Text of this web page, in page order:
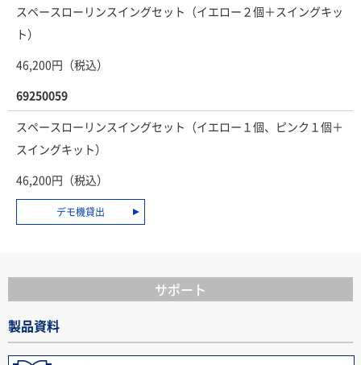
スペースローリンスイングセット（イエロー２個＋スイングキッ
ト）
46,200円（税込）
69250059
スペースローリンスイングセット（イエロー１個、ピンク１個＋
スイングキット）
46,200円（税込）
デモ機貸出
サポート
製品資料